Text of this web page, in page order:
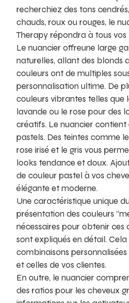
recherchiez des tons
chauds, roux ou rouges, le
Therapy répondra à tous vos
Le nuancier offreune large
naturelles, allant des blonds
couleurs ont de multiples
personnalisation ultime. De
couleurs vibrantes telles que
lavande ou le rose pour des
créatifs. Le nuancier
pastels. Des teintes comme
rose irisé et le gris vous
looks tendance et doux.
de couleur pastel à vos
élégante et moderne.
Une caractéristique unique
présentation des couleurs
nécessaires pour obtenir ces
sont expliqués en détail.
combinaisons
et celles de vos clientes.
En outre, le nuancier
des ratios pour les cheveux